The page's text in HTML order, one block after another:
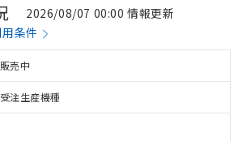
2026/08/07 00:00 情報更新
条件
販売中
受注生産機種